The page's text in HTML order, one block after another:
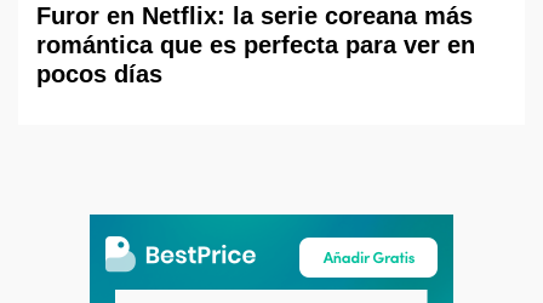
Furor en Netflix: la serie coreana más
romántica que es perfecta para ver en
pocos días